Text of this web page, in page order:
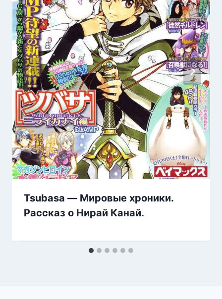
Tsubasa — Мировые хроники.
Рассказ о Нирай Канай.